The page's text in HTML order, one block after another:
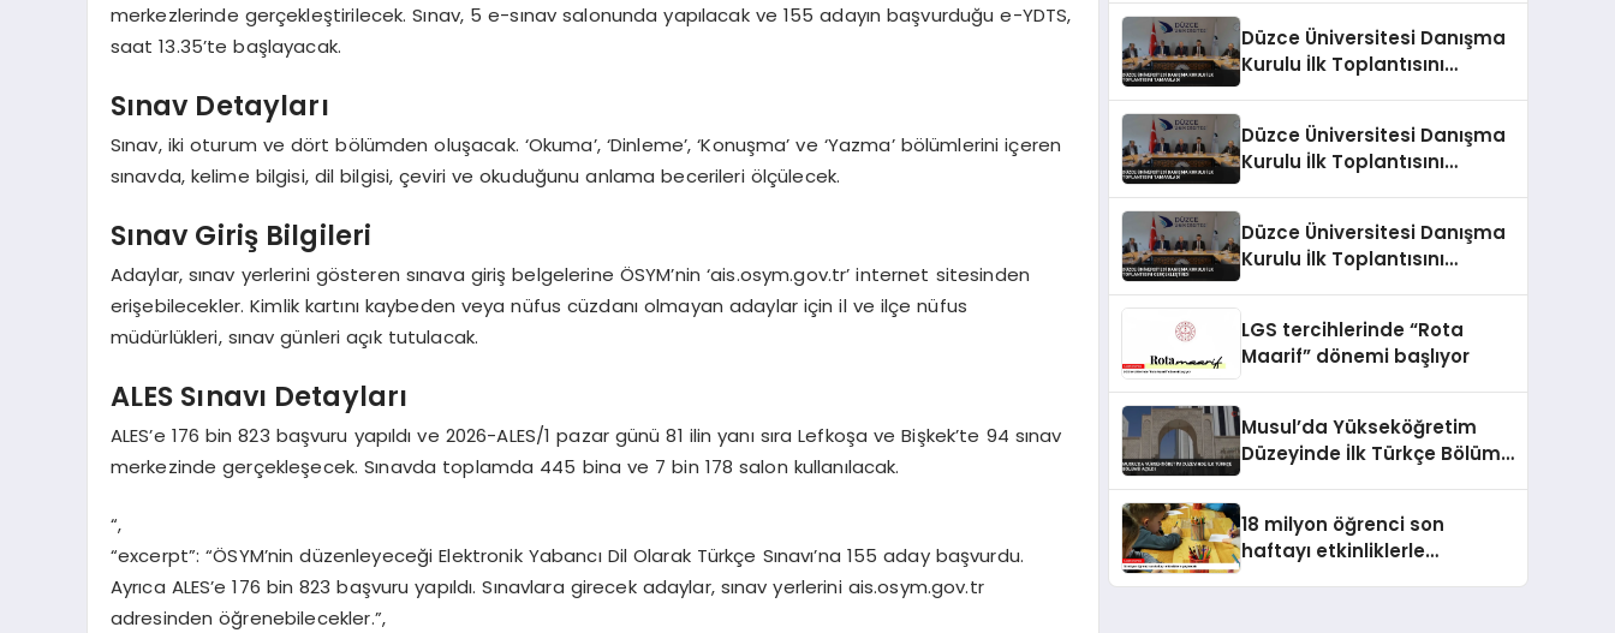
merkezlerinde gerçekleştirilecek. Sınav, 5 e-sınav salonunda yapılacak ve 155 adayın başvurduğu e-YDTS,
saat 13.35’te başlayacak.
Sınav Detayları
Sınav, iki oturum ve dört bölümden oluşacak. ‘Okuma’, ‘Dinleme’, ‘Konuşma’ ve ‘Yazma’ bölümlerini içeren
sınavda, kelime bilgisi, dil bilgisi, çeviri ve okuduğunu anlama becerileri ölçülecek.
Sınav Giriş Bilgileri
Adaylar, sınav yerlerini gösteren sınava giriş belgelerine ÖSYM’nin ‘ais.osym.gov.tr’ internet sitesinden
erişebilecekler. Kimlik kartını kaybeden veya nüfus cüzdanı olmayan adaylar için il ve ilçe nüfus
müdürlükleri, sınav günleri açık tutulacak.
ALES Sınavı Detayları
ALES’e 176 bin 823 başvuru yapıldı ve 2026-ALES/1 pazar günü 81 ilin yanı sıra Lefkoşa ve Bişkek’te 94 sınav
merkezinde gerçekleşecek. Sınavda toplamda 445 bina ve 7 bin 178 salon kullanılacak.
“,
“excerpt”: “ÖSYM’nin düzenleyeceği Elektronik Yabancı Dil Olarak Türkçe Sınavı’na 155 aday başvurdu.
Ayrıca ALES’e 176 bin 823 başvuru yapıldı. Sınavlara girecek adaylar, sınav yerlerini ais.osym.gov.tr
adresinden öğrenebilecekler.”,
Düzce Üniversitesi Danışma
Kurulu İlk Toplantısını
Düzce Üniversitesi Danışma
Kurulu İlk Toplantısını
Düzce Üniversitesi Danışma
Kurulu İlk Toplantısını
LGS tercihlerinde “Rota
Maarif” dönemi başlıyor
Musul’da Yükseköğretim
Düzeyinde İlk Türkçe Bölümü
18 milyon öğrenci son
haftayı etkinliklerle